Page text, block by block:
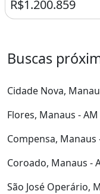
R$1.200.859
Buscas
Cidade Nova,
Flores, Manaus - AM
Compensa, Manaus
Coroado, Manaus -
São José Operário,